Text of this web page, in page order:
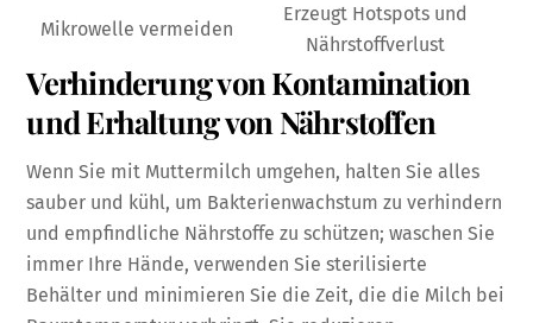
Mikrowelle vermeiden
Erzeugt Hotspots und
Nährstoffverlust
Verhinderung von Kontamination
und Erhaltung von Nährstoffen
Wenn Sie mit Muttermilch umgehen, halten Sie alles
sauber und kühl, um Bakterienwachstum zu verhindern
und empfindliche Nährstoffe zu schützen; waschen Sie
immer Ihre Hände, verwenden Sie sterilisierte
Behälter und minimieren Sie die Zeit, die die Milch bei